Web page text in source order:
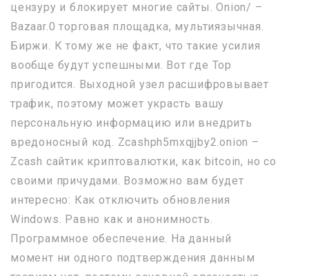
цензуру и блокирует многие сайты. Onion/ –
Bazaar.0 торговая площадка, мультиязычная.
Биржи. К тому же не факт, что такие усилия
вообще будут успешными. Вот где Тор
пригодится. Выходной узел расшифровывает
трафик, поэтому может украсть вашу
персональную информацию или внедрить
вредоносный код. Zcashph5mxqjjby2.onion –
Zcash сайтик криптовалютки, как bitcoin, но со
своими причудами. Возможно вам будет
интересно: Как отключить обновления
Windows. Равно как и анонимность.
Программное обеспечение. На данный
момент ни одного подтверждения данным